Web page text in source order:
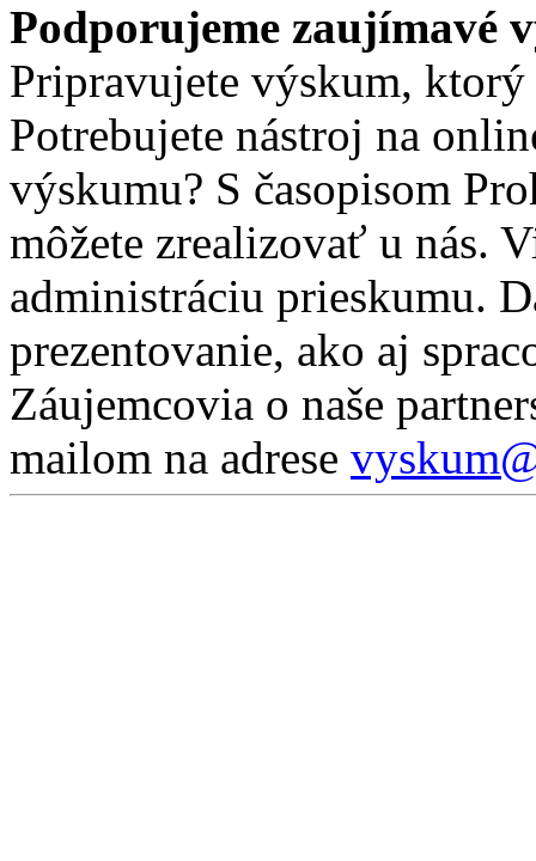
Podporujeme zaujímavé
Pripravujete výskum,
Potrebujete nástroj na
výskumu? S časopisom
môžete zrealizovať u nás.
administráciu prieskumu.
prezentovanie, ako aj
Záujemcovia o naše
mailom na adrese